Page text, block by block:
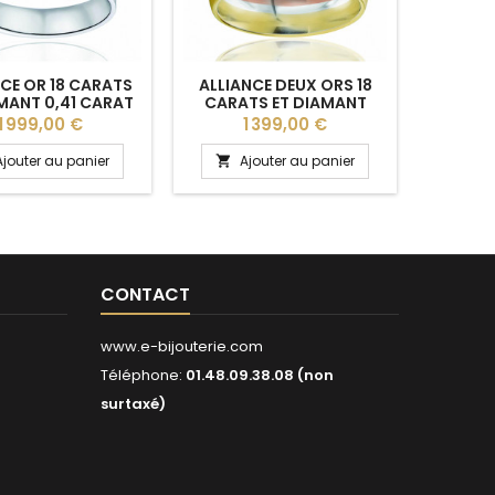
OR 18 CARATS
0,41 CARAT
COMPLET "THÉA"
- 4 MM
999,00 €
au panier
ALLIANCE DEUX ORS 18
CARATS ET DIAMANT
0,030 CARAT BREUNING
"JOHANNA" 5,5 MM
Prix
1 399,00 €
 Ajouter au panier
CONTACT
www.e-bijouterie.com
Téléphone: 01.48.09.38.08 (non
surtaxé)